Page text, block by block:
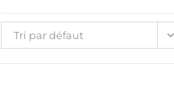
Tri par défaut